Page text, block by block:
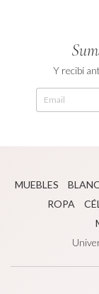
Y recibí
MUEBLES
ROPA